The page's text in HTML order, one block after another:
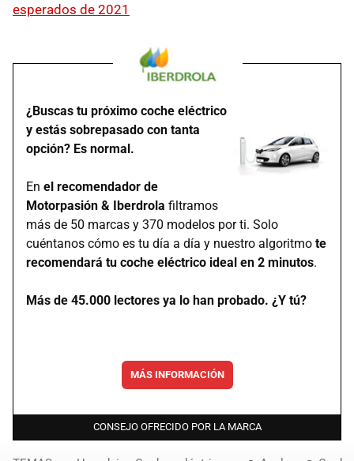
esperados de 2021
¿Buscas tu próximo coche eléctrico
y estás sobrepasado con tanta
opción? Es normal.
En el recomendador de
Motorpasión & Iberdrola filtramos
más de 50 marcas y 370 modelos por ti. Solo
cuéntanos cómo es tu día a día y nuestro algoritmo te
recomendará tu coche eléctrico ideal en 2 minutos.
Más de 45.000 lectores ya lo han probado. ¿Y tú?
MÁS INFORMACIÓN
CONSEJO OFRECIDO POR LA MARCA